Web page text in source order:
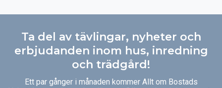
Ta del av tävlingar, nyheter och
erbjudanden inom hus, inredning
och trädgård!
Ett par gånger i månaden kommer Allt om Bostads